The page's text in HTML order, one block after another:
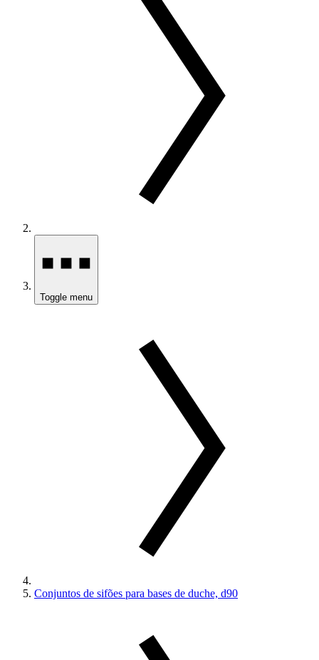
Toggle menu
Conjuntos de sifões para bases de duche, d90